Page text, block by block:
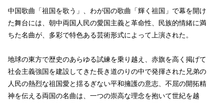
中国歌曲「祖国を歌う」、わが国の歌曲「輝く祖国」で幕を開け
た舞台には、朝中両国人民の愛国主義と革命性、民族的情緒に満
ちた名曲が、多彩で特色ある芸術形式によって上演された。
地球の東方で歴史のあらゆる試練を乗り越え、赤旗を高く掲げて
社会主義強国を建設してきた長き道のりの中で発揮された兄弟の
人民の熱烈な祖国愛と揺るぎない平和擁護の意志、不屈の開拓精
神を伝える両国の名曲は、一つの崇高な理念を抱いて世紀を越